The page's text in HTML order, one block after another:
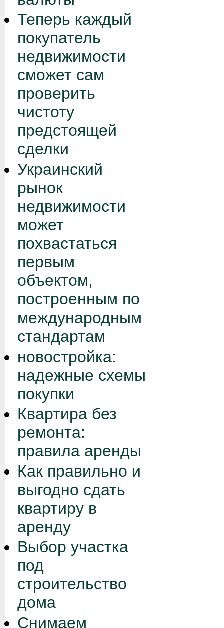
Теперь каждый
покупатель
недвижимости
сможет сам
проверить
чистоту
предстоящей
сделки
Украинский
рынок
недвижимости
может
похвастаться
первым
объектом,
построенным по
международным
стандартам
новостройка:
надежные схемы
покупки
Квартира без
ремонта:
правила аренды
Как правильно и
выгодно сдать
квартиру в
аренду
Выбор участка
под
строительство
дома
Снимаем